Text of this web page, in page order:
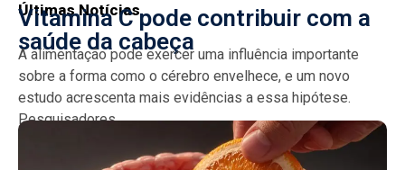
Últimas Notícias
Vitamina C pode contribuir com a
saúde da cabeça
A alimentação pode exercer uma influência importante
sobre a forma como o cérebro envelhece, e um novo
estudo acrescenta mais evidências a essa hipótese.
Pesquisadores...